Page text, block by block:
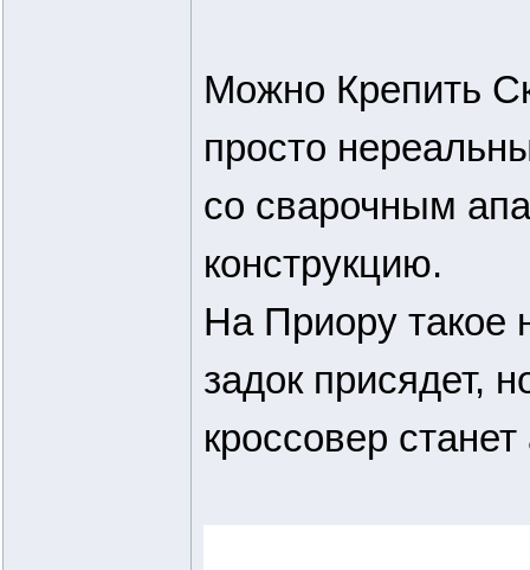
Можно Крепить
просто
со сварочным
конструкцию.
На Приору такое
задок присядет,
кроссовер